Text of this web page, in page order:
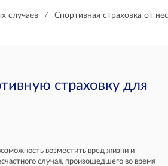
случаев / Спортивная страховка от
страховку для
возместить вред жизни и
случая, произошедшего во время